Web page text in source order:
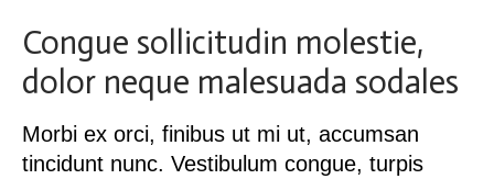
Congue sollicitudin molestie,
dolor neque malesuada sodales
Morbi ex orci, finibus ut mi ut, accumsan
tincidunt nunc. Vestibulum congue, turpis